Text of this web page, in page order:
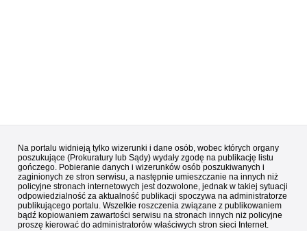
Na portalu widnieją tylko wizerunki i dane osób, wobec których organy
poszukujące (Prokuratury lub Sądy) wydały zgodę na publikację listu
gończego. Pobieranie danych i wizerunków osób poszukiwanych i
zaginionych ze stron serwisu, a następnie umieszczanie na innych niż
policyjne stronach internetowych jest dozwolone, jednak w takiej sytuacji
odpowiedzialność za aktualność publikacji spoczywa na administratorze
publikującego portalu. Wszelkie roszczenia związane z publikowaniem
bądź kopiowaniem zawartości serwisu na stronach innych niż policyjne
proszę kierować do administratorów właściwych stron sieci Internet.